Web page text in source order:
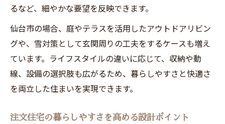
るなど、細やかな要望を反映できます。
仙台市の場合、庭やテラスを活用したアウトドアリビン
グや、雪対策として玄関周りの工夫をするケースも増え
ています。ライフスタイルの違いに応じて、収納や動
線、設備の選択肢も広がるため、暮らしやすさと快適さ
を両立した住まいを実現できます。
注文住宅の暮らしやすさを高める設計ポイント